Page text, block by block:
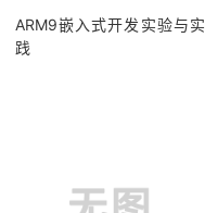
ARM9嵌入式开发实验与实
践